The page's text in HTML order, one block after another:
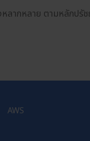
หลากหลาย ตามหลักป
AWS